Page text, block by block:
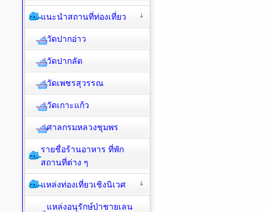
แนะนำสถานที่ท่องเที่ยว
วัดปากอ่าว
วัดปากลัด
วัดเพชรสุวรรณ
วัดเกาะแก้ว
ศาลกรมหลวงชุมพร
รายชื่อร้านอาหาร ที่พัก
สถานที่ต่าง ๆ
แหล่งท่องเที่ยวเชิงนิเวศ
แหล่งอนุรักษ์ป่าชายเลน